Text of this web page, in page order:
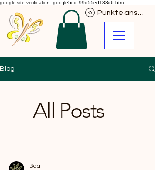
google-site-verification: google5cdc99d55ed133d6.html
Blog
All Posts
Beat